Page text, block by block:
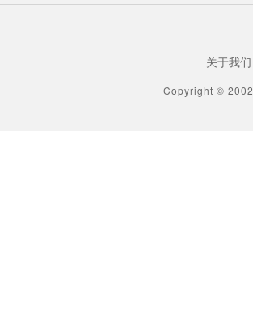
关于我们
Copyright ©